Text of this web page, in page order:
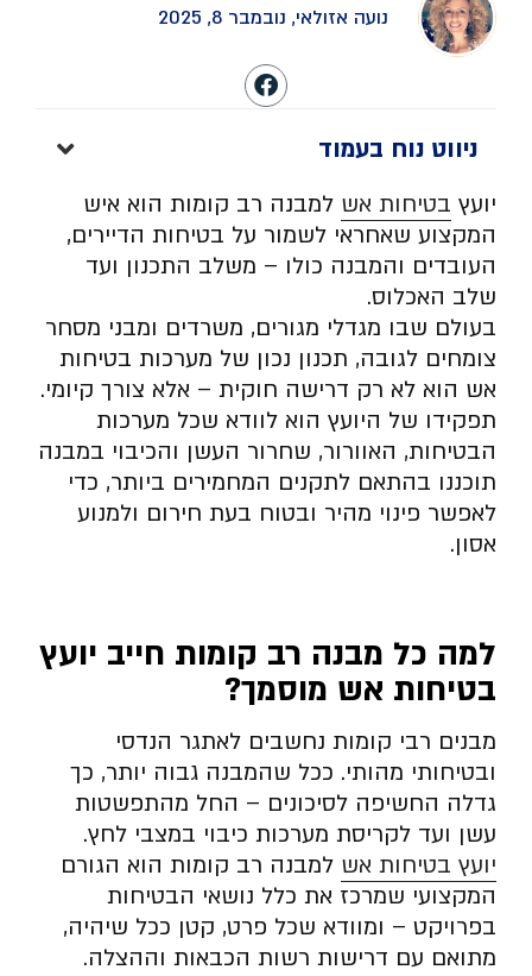
נועה אזולאי, נובמבר 8, 2025
ניווט נוח בעמוד
יועץ בטיחות אש למבנה רב קומות הוא איש
המקצוע שאחראי לשמור על בטיחות הדיירים,
העובדים והמבנה כולו – משלב התכנון ועד
שלב האכלוס.
בעולם שבו מגדלי מגורים, משרדים ומבני מסחר
צומחים לגובה, תכנון נכון של מערכות בטיחות
אש הוא לא רק דרישה חוקית – אלא צורך קיומי.
תפקידו של היועץ הוא לוודא שכל מערכות
הבטיחות, האוורור, שחרור העשן והכיבוי במבנה
תוכננו בהתאם לתקנים המחמירים ביותר, כדי
לאפשר פינוי מהיר ובטוח בעת חירום ולמנוע
אסון.
למה כל מבנה רב קומות חייב יועץ
בטיחות אש מוסמך?
מבנים רבי קומות נחשבים לאתגר הנדסי
ובטיחותי מהותי. ככל שהמבנה גבוה יותר, כך
גדלה החשיפה לסיכונים – החל מהתפשטות
עשן ועד לקריסת מערכות כיבוי במצבי לחץ.
יועץ בטיחות אש למבנה רב קומות הוא הגורם
המקצועי שמרכז את כלל נושאי הבטיחות
בפרויקט – ומוודא שכל פרט, קטן ככל שיהיה,
מתואם עם דרישות רשות הכבאות וההצלה.